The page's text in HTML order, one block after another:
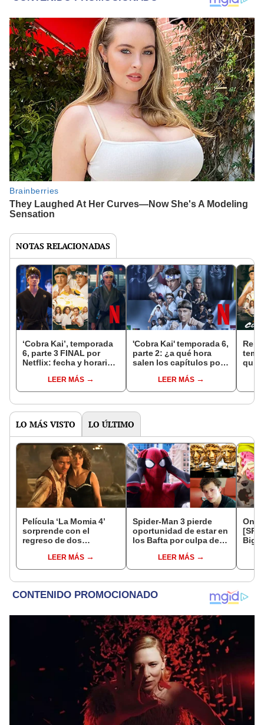
NOTAS RELACIONADAS
‘Cobra Kai’, temporada
6, parte 3 FINAL por
Netflix: fecha y horarios
parte de la serie
LEER MÁS
'Cobra Kai' temporada 6,
parte 2: ¿a qué hora
salen los capítulos por
LEER MÁS
LO MÁS VISTO LO ÚLTIMO
Película ‘La Momia 4’
sorprende con el
regreso de dos
junto a Brendan Fraser y
Rachel Weisz
LEER MÁS
Spider-Man 3 pierde
oportunidad de estar en
los Bafta por culpa de
LEER MÁS
One
Big